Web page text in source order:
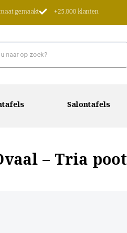
gemaakt +25.000 klanten
Salontafels
– Tria poot